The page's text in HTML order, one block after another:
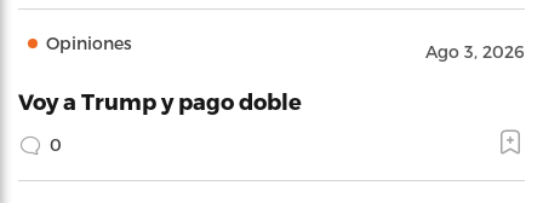
Opiniones Ago 3, 2026
Voy a Trump y pago doble
0